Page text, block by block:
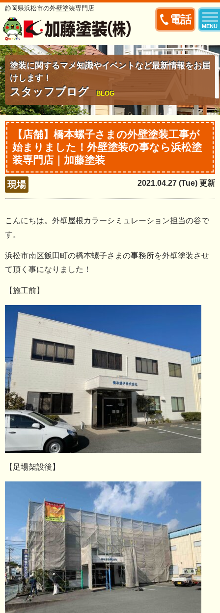
電話
MENU
静岡県浜松市の外壁塗装専門店
塗装に関するマメ知識やイベントなど最新情報をお届
けします！
スタッフブログ BLOG
【店舗】橋本螺子さまの外壁塗装工事が
始まりました！外壁塗装の事なら浜松塗
装専門店｜加藤塗装
現場 2021.04.27 (Tue) 更新
こんにちは。外壁屋根カラーシミュレーション担当の谷で
す。
浜松市南区飯田町の橋本螺子さまの事務所を外壁塗装させ
て頂く事になりました！
【施工前】
【足場架設後】